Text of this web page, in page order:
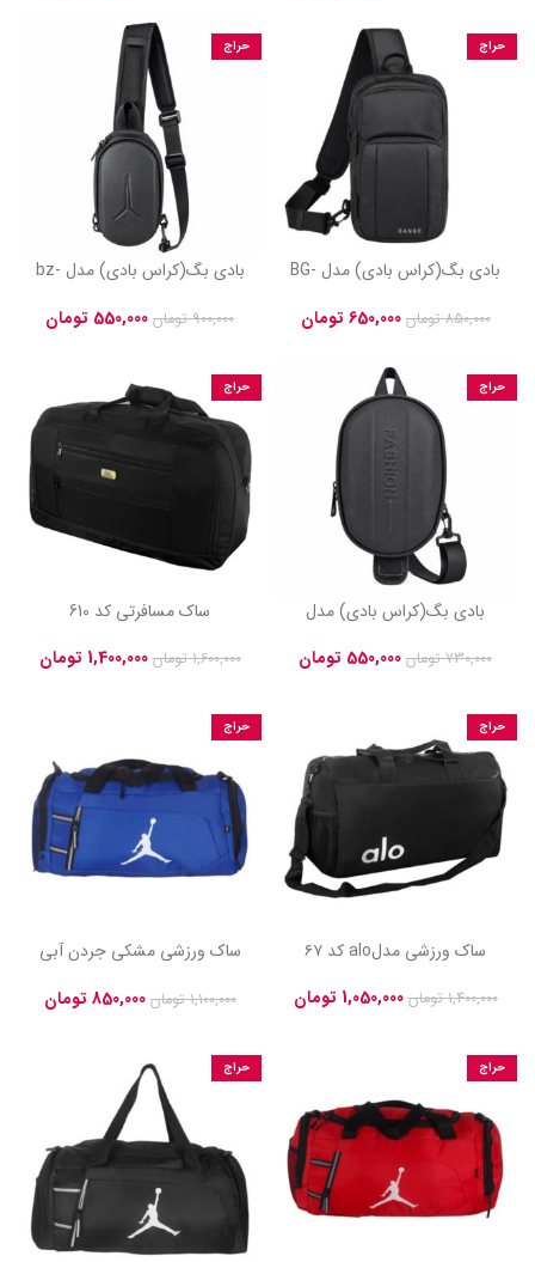
حراج
بادی بگ(کراس بادی) مدل BG-
850,000 تومان 650,000 تومان
حراج
بادی بگ(کراس بادی) مدل bz-
900,000 تومان 550,000 تومان
حراج
بادی بگ(کراس بادی) مدل
730,000 تومان 550,000 تومان
حراج
ساک مسافرتی کد 610
1,600,000 تومان 1,400,000 تومان
حراج
ساک ورزشی مدلalo کد ۶۷
1,400,000 تومان 1,050,000 تومان
حراج
ساک ورزشی مشکی جردن آبی
1,100,000 تومان 850,000 تومان
حراج حراج